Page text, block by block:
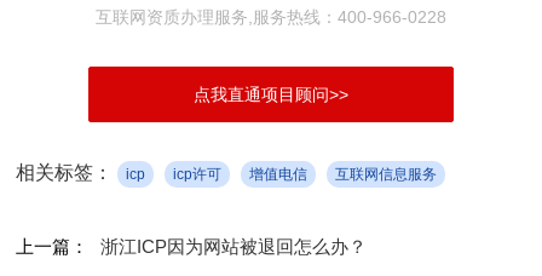
互联网资质办理服务,服务热线：400-966-0228
点我直通项目顾问>>
相关标签： icp icp许可 增值电信 互联网信息服务
上一篇：
浙江ICP因为网站被退回怎么办？